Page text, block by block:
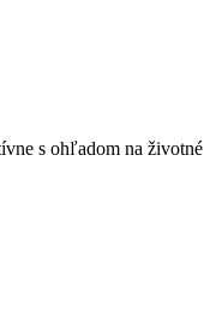
s ohľadom na životné